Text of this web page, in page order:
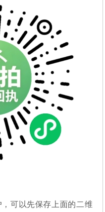
可以先保存上面的二维